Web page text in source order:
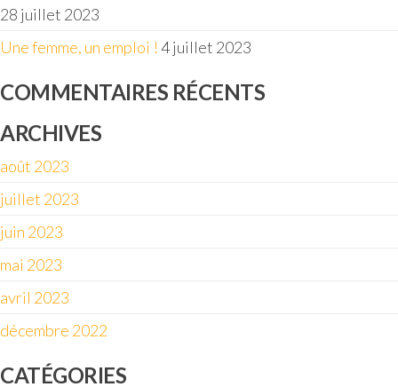
28 juillet 2023
Une femme, un emploi !4 juillet 2023
COMMENTAIRES RÉCENTS
ARCHIVES
août 2023
juillet 2023
juin 2023
mai 2023
avril 2023
décembre 2022
CATÉGORIES